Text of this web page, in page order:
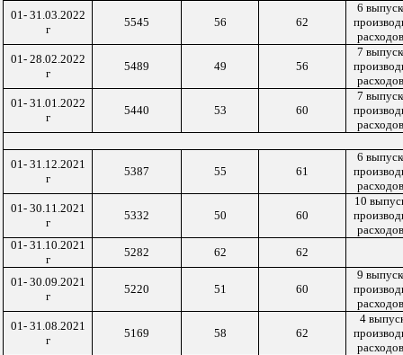
01- 31.03.2022
г
5545 56 62
6
01- 28.02.2022
г
5489 49 56
7
01- 31.01.2022
г
5440 53 60
7
01- 31.12.2021
г
5387 55 61
6
01- 30.11.2021
г
5332 50 60
10
01- 31.10.2021
г
5282 62 62
01- 30.09.2021
г
5220 51 60
9
01- 31.08.2021
г
5169 58 62
4